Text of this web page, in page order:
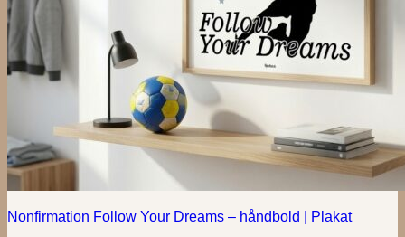
Nonfirmation Follow Your Dreams – håndbold | Plakat